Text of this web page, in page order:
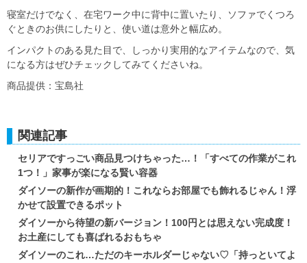
寝室だけでなく、在宅ワーク中に背中に置いたり、ソファでくつろ
ぐときのお供にしたりと、使い道は意外と幅広め。
インパクトのある見た目で、しっかり実用的なアイテムなので、気
になる方はぜひチェックしてみてくださいね。
商品提供：宝島社
関連記事
セリアですっごい商品見つけちゃった…！「すべての作業がこれ
1つ！」家事が楽になる賢い容器
ダイソーの新作が画期的！これならお部屋でも飾れるじゃん！浮
かせて設置できるポット
ダイソーから待望の新バージョン！100円とは思えない完成度！
お土産にしても喜ばれるおもちゃ
ダイソーのこれ…ただのキーホルダーじゃない♡「持っといてよ